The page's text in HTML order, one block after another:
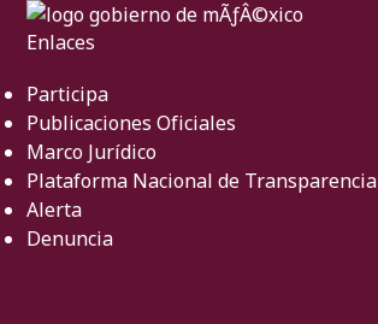
Enlaces
Participa
Publicaciones Oficiales
Marco Jurídico
Plataforma Nacional de Transparencia
Alerta
Denuncia